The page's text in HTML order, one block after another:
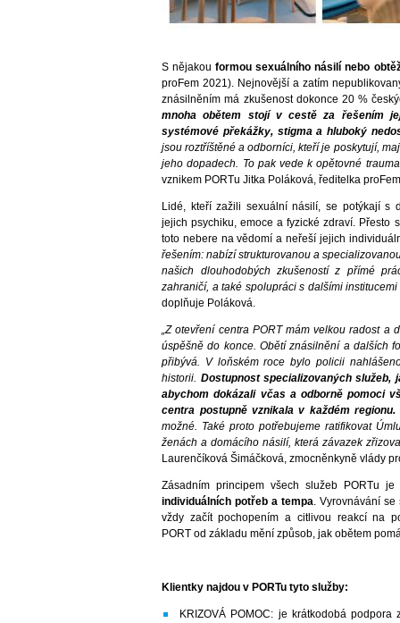
S nějakouformou sexuálního násilí nebo
proFem 2021). Nejnovější a zatím
znásilněním má zkušenost dokonce 20 %
mnoha obětem stojí v cestě za řešením
systémové překážky, stigma a hluboký
jsou roztříštěné a odborníci, kteří je poskytují,
jeho dopadech. To pak vede k opětovné
vznikem PORTu Jitka Poláková, ředitelka
Lidé, kteří zažili sexuální násilí, se potýkají s
jejich psychiku, emoce a fyzické zdraví. Přesto
toto nebere na vědomí a neřeší jejich
řešením: nabízí strukturovanou a
našich dlouhodobých zkušeností z přímé
zahraničí, a také spolupráci s dalšími
doplňuje Poláková.
„Z otevření centra PORT mám velkou radost a
úspěšně do konce. Obětí znásilnění a dalších
přibývá. V loňském roce bylo policii
historii. Dostupnost specializovaných služeb,
abychom dokázali včas a odborně pomoci
centra postupně vznikala v každém regionu.
možné. Také proto potřebujeme ratifikovat
ženách a domácího násilí, která závazek
Laurenčíková Šimáčková, zmocněnkyně vlády
Zásadním principem všech služeb PORTu je
individuálních potřeb a tempa. Vyrovnávání se
vždy začít pochopením a citlivou reakcí na
PORT od základu mění způsob, jak obětem
Klientky najdou v PORTu tyto služby:
KRIZOVÁ POMOC: je krátkodobá